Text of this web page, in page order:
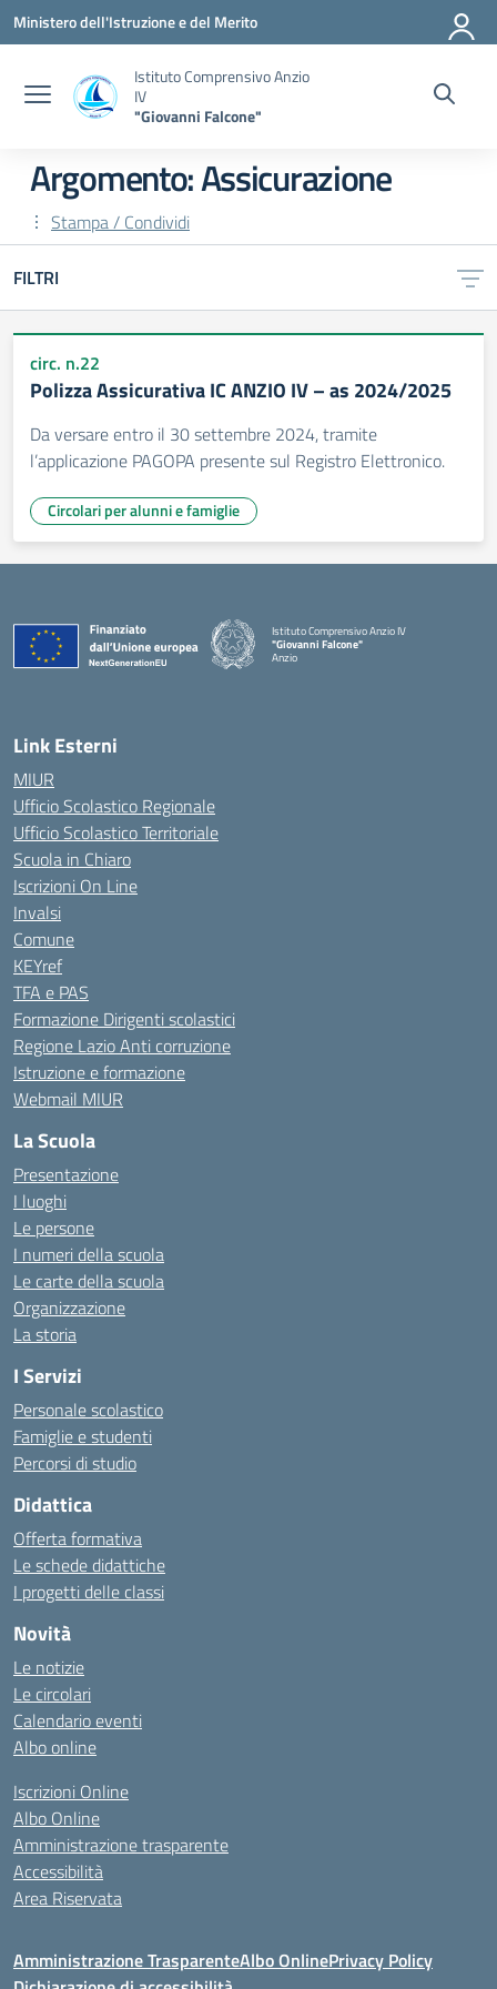
Vai ai contenuti
Vai al menu di navigazione
Vai al footer
Ministero dell'Istruzione e del Merito
Istituto Comprensivo Anzio
IV
"Giovanni Falcone"
Argomento: Assicurazione
Stampa / Condividi
FILTRI
circ. n.22
Polizza Assicurativa IC ANZIO IV – as 2024/2025
Da versare entro il 30 settembre 2024, tramite
l’applicazione PAGOPA presente sul Registro Elettronico.
Circolari per alunni e famiglie
Istituto Comprensivo Anzio IV
"Giovanni Falcone"
Anzio
Link Esterni
MIUR
Ufficio Scolastico Regionale
Ufficio Scolastico Territoriale
Scuola in Chiaro
Iscrizioni On Line
Invalsi
Comune
KEYref
TFA e PAS
Formazione Dirigenti scolastici
Regione Lazio Anti corruzione
Istruzione e formazione
Webmail MIUR
La Scuola
Presentazione
I luoghi
Le persone
I numeri della scuola
Le carte della scuola
Organizzazione
La storia
I Servizi
Personale scolastico
Famiglie e studenti
Percorsi di studio
Didattica
Offerta formativa
Le schede didattiche
I progetti delle classi
Novità
Le notizie
Le circolari
Calendario eventi
Albo online
Iscrizioni Online
Albo Online
Amministrazione trasparente
Accessibilità
Area Riservata
Amministrazione TrasparenteAlbo OnlinePrivacy Policy